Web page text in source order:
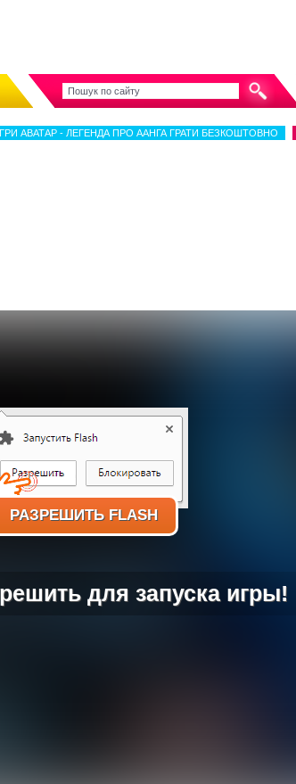
АВАТАР - ЛЕГЕНДА ПРО ААНГА ГРАТИ БЕЗКОШТОВНО
РАЗРЕШИТЬ FLASH
для запуска игры!